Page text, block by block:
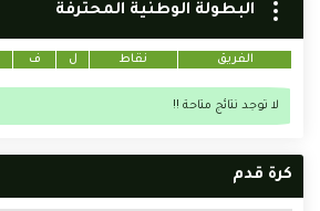
البطولة الوطنية المحترفة
الفريق نقاط ل ف
لا توجد نتائج متاحة !!
كرة قدم